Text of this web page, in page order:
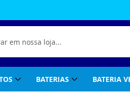
BATERIAS BATERIA